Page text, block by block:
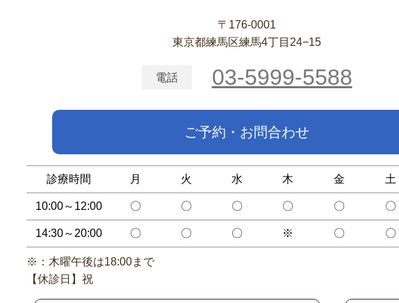
〒176-0001
東京都練馬区練馬4丁目24−15
電話 03-5999-5588
ご予約・お問合わせ
診療時間 月 火 水 木 金 土
10:00～12:00 〇 〇 〇 〇 〇 〇
14:30～20:00 〇 〇 〇 ※ 〇 〇
※：木曜午後は18:00まで
【休診日】祝